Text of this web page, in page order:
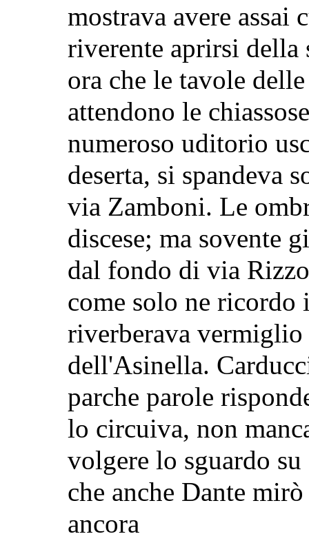
mostrava avere assai
riverente aprirsi della
ora che le tavole
attendono le
numeroso uditorio
deserta, si spandeva
via Zamboni. Le
discese; ma sovente
dal fondo di via
come solo ne
riverberava vermiglio
dell'Asinella.
parche parole
lo circuiva, non
volgere lo sguardo
che anche Dante
ancora